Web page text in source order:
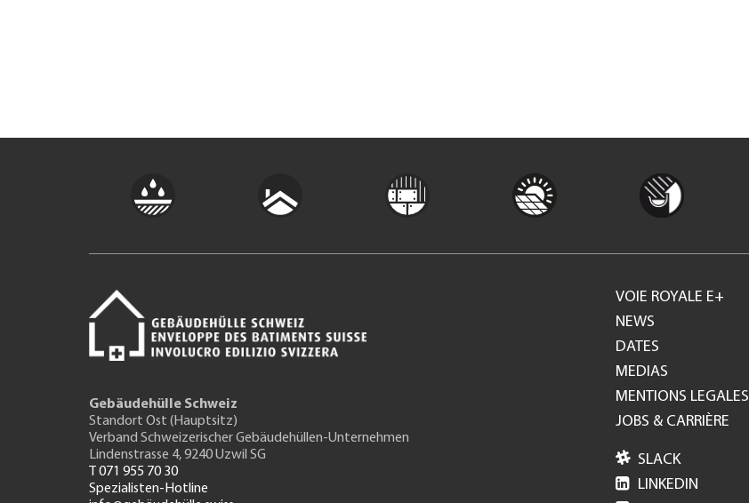
Gebäudehülle Schweiz
Standort Ost (Hauptsitz)
Verband Schweizerischer Gebäudehüllen-Unternehmen
Lindenstrasse 4, 9240 Uzwil SG
T 071 955 70 30
Spezialisten-Hotline
Footer
GH
VOIE ROYALE E+
NEWS
DATES
MEDIAS
MENTIONS LEGALES
JOBS & CARRIÈRE
 SLACK
 LINKEDIN